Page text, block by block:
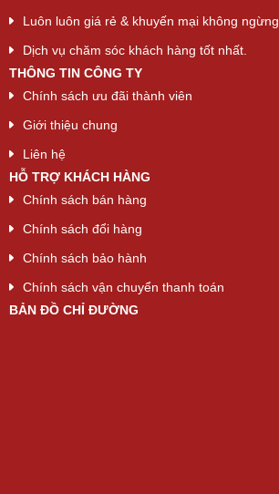
Luôn luôn giá rẻ & khuyến mại không ngừng.
Dịch vụ chăm sóc khách hàng tốt nhất.
THÔNG TIN CÔNG TY
Chính sách ưu đãi thành viên
Giới thiệu chung
Liên hệ
HỖ TRỢ KHÁCH HÀNG
Chính sách bán hàng
Chính sách đổi hàng
Chính sách bảo hành
Chính sách vận chuyển thanh toán
BẢN ĐỒ CHỈ ĐƯỜNG